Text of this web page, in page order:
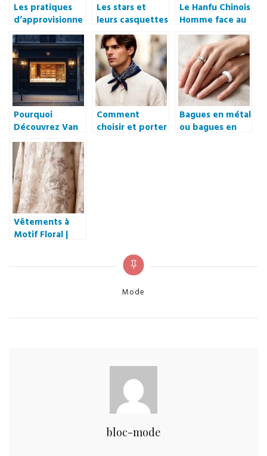
Les pratiques
d’approvisionne
ment en
fourrure de
Canada Goose
sous la loupe
Les stars et
leurs casquettes
: adoptez le
style qui
sublime votre
visage
Le Hanfu Chinois
Homme face au
Kimono Japonais
: Differences et
Similitudes
Pourquoi
Découvrez Van
Hoye Joaillerie à
Paris 7ème pour
vos boucles
d’oreilles
d’exception ?
Comment
choisir et porter
Bagues en métal
ou bagues en
Vêtements à
Motif Floral |
Categories
Mode
bloc-mode